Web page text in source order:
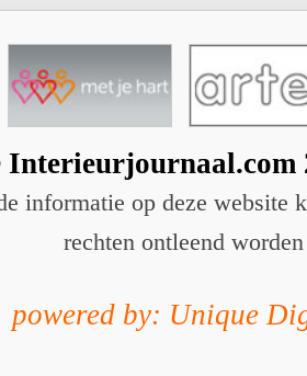
informatie op deze website
rechten ontleend worden
powered by: Unique